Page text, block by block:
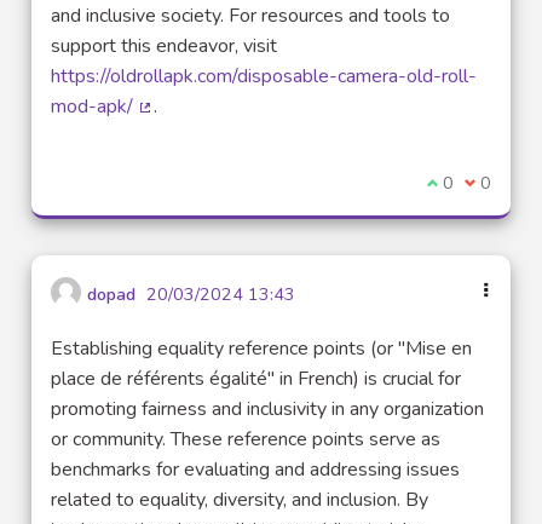
and inclusive society. For resources and tools to
support this endeavor, visit
https://oldrollapk.com/disposable-camera-old-roll-
mod-apk/
.
Je suis
0 Je ne
0
dopad 20/03/2024 13:43
Establishing equality reference points (or "Mise en
place de référents égalité" in French) is crucial for
promoting fairness and inclusivity in any organization
or community. These reference points serve as
benchmarks for evaluating and addressing issues
related to equality, diversity, and inclusion. By